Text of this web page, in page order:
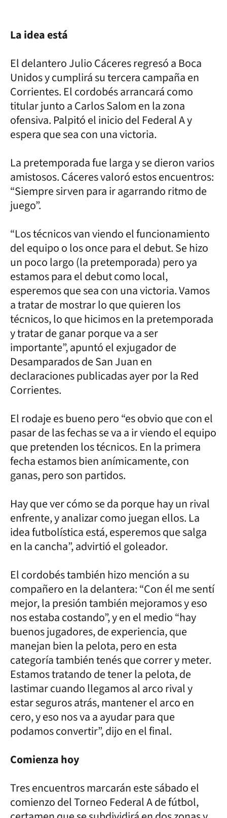
La idea está
El delantero Julio Cáceres regresó a Boca
Unidos y cumplirá su tercera campaña en
Corrientes. El cordobés arrancará como
titular junto a Carlos Salom en la zona
ofensiva. Palpitó el inicio del Federal A y
espera que sea con una victoria.
La pretemporada fue larga y se dieron varios
amistosos. Cáceres valoró estos encuentros:
“Siempre sirven para ir agarrando ritmo de
juego”.
“Los técnicos van viendo el funcionamiento
del equipo o los once para el debut. Se hizo
un poco largo (la pretemporada) pero ya
estamos para el debut como local,
esperemos que sea con una victoria. Vamos
a tratar de mostrar lo que quieren los
técnicos, lo que hicimos en la pretemporada
y tratar de ganar porque va a ser
importante”, apuntó el exjugador de
Desamparados de San Juan en
declaraciones publicadas ayer por la Red
Corrientes.
El rodaje es bueno pero “es obvio que con el
pasar de las fechas se va a ir viendo el equipo
que pretenden los técnicos. En la primera
fecha estamos bien anímicamente, con
ganas, pero son partidos.
Hay que ver cómo se da porque hay un rival
enfrente, y analizar como juegan ellos. La
idea futbolística está, esperemos que salga
en la cancha”, advirtió el goleador.
El cordobés también hizo mención a su
compañero en la delantera: “Con él me sentí
mejor, la presión también mejoramos y eso
nos estaba costando”, y en el medio “hay
buenos jugadores, de experiencia, que
manejan bien la pelota, pero en esta
categoría también tenés que correr y meter.
Estamos tratando de tener la pelota, de
lastimar cuando llegamos al arco rival y
estar seguros atrás, mantener el arco en
cero, y eso nos va a ayudar para que
podamos convertir”, dijo en el final.
Comienza hoy
Tres encuentros marcarán este sábado el
comienzo del Torneo Federal A de fútbol,